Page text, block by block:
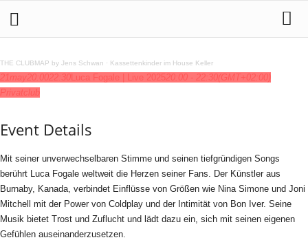
THE CLUBMAP by Jens Schwan · Kassettenkinder im House Keller
21may20:0022:30 Luca Fogale | Live 202520:00 - 22:30(GMT+02:00)
Privatclub
Event Details
Mit seiner unverwechselbaren Stimme und seinen tiefgründigen Songs
berührt Luca Fogale weltweit die Herzen seiner Fans. Der Künstler aus
Burnaby, Kanada, verbindet Einflüsse von Größen wie Nina Simone und Joni
Mitchell mit der Power von Coldplay und der Intimität von Bon Iver. Seine
Musik bietet Trost und Zuflucht und lädt dazu ein, sich mit seinen eigenen
Gefühlen auseinanderzusetzen.